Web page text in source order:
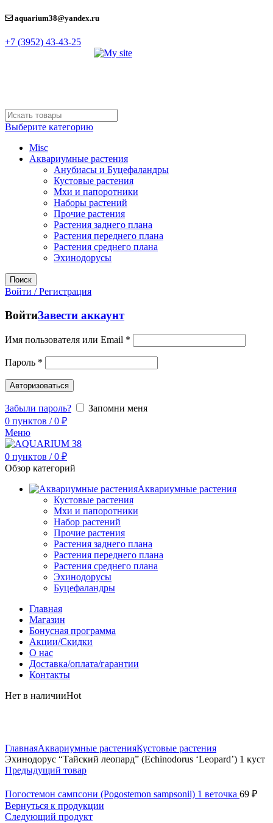
aquarium38@yandex.ru
+7 (3952) 43-43-25
Выберите категорию
Misc
Аквариумные растения
Анубиасы и Буцефаландры
Кустовые растения
Мхи и папоротники
Наборы растений
Прочие растения
Растения заднего плана
Растения переднего плана
Растения среднего плана
Эхинодорусы
Поиск
Войти / Регистрация
ВойтиЗавести аккаунт
Имя пользователя или Email *
Пароль *
Авторизоваться
Забыли пароль?
Запомни меня
0 пунктов / 0 ₽
Меню
0 пунктов / 0 ₽
Обзор категорий
Аквариумные растения
Кустовые растения
Мхи и папоротники
Набор растений
Прочие растения
Растения заднего плана
Растения переднего плана
Растения среднего плана
Эхинодорусы
Буцефаландры
Главная
Магазин
Бонусная программа
Акции/Скидки
О нас
Доставка/оплата/гарантии
Контакты
Нет в наличииHot
ГлавнаяАквариумные растенияКустовые растения
Эхинодорус “Тайский леопард” (Echinodorus ‘Leopard’) 1 куст
Предыдущий товар
Погостемон сампсони (Pogostemon sampsonii) 1 веточка 69 ₽
Вернуться к продукции
Следующий продукт